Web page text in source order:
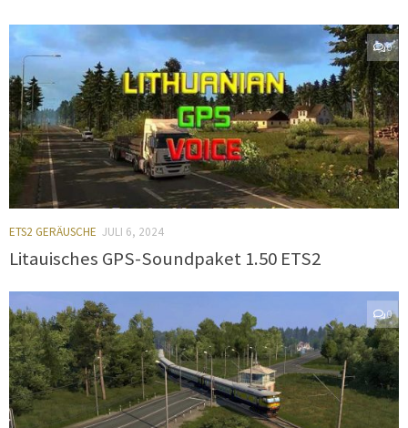
0
ETS2 GERÄUSCHE JULI 6, 2024
Litauisches GPS-Soundpaket 1.50 ETS2
0